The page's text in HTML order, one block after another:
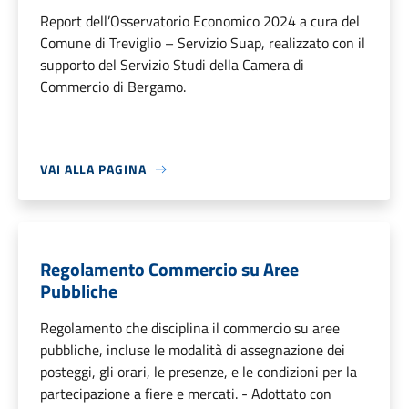
Report dell’Osservatorio Economico 2024 a cura del
Comune di Treviglio – Servizio Suap, realizzato con il
supporto del Servizio Studi della Camera di
Commercio di Bergamo.
VAI ALLA PAGINA
Regolamento Commercio su Aree
Pubbliche
Regolamento che disciplina il commercio su aree
pubbliche, incluse le modalità di assegnazione dei
posteggi, gli orari, le presenze, e le condizioni per la
partecipazione a fiere e mercati. - Adottato con